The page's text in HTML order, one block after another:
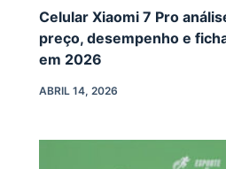
Celular Xiaomi 7 Pro
preço, desempenho e
em 2026
ABRIL 14, 2026